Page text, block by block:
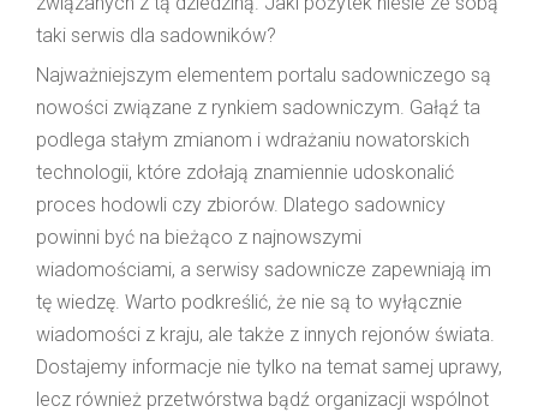
taki serwis dla sadowników?
Najważniejszym elementem portalu sadowniczego są
nowości związane z rynkiem sadowniczym. Gałąź ta
podlega stałym zmianom i wdrażaniu nowatorskich
technologii, które zdołają znamiennie udoskonalić
proces hodowli czy zbiorów. Dlatego sadownicy
powinni być na bieżąco z najnowszymi
wiadomościami, a serwisy sadownicze zapewniają im
tę wiedzę. Warto podkreślić, że nie są to wyłącznie
wiadomości z kraju, ale także z innych rejonów świata.
Dostajemy informacje nie tylko na temat samej uprawy,
lecz również przetwórstwa bądź organizacji wspólnot